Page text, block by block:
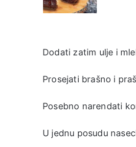
Dodati zatim ulje i
Prosejati brašno i
Posebno narendati
U jednu posudu